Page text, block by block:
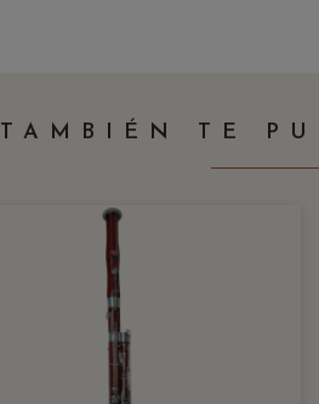
TAMBIÉN TE